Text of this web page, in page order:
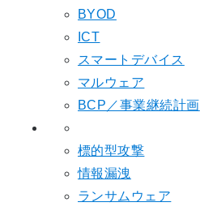
BYOD
ICT
スマートデバイス
マルウェア
BCP／事業継続計画
標的型攻撃
情報漏洩
ランサムウェア